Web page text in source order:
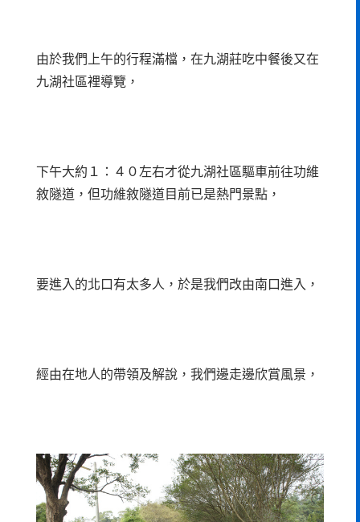
由於我們上午的行程滿檔，在九湖莊吃中餐後又在
九湖社區裡導覽，
下午大約１：４０左右才從九湖社區驅車前往功維
敘隧道，但功維敘隧道目前已是熱門景點，
要進入的北口有太多人，於是我們改由南口進入，
經由在地人的帶領及解說，我們邊走邊欣賞風景，